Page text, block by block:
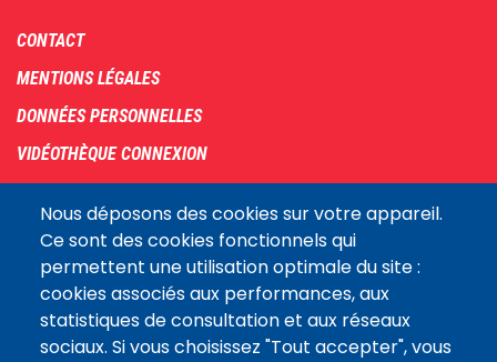
Nous déposons des cookies sur votre appareil.
Ce sont des cookies fonctionnels qui
permettent une utilisation optimale du site :
cookies associés aux performances, aux
statistiques de consultation et aux réseaux
sociaux. Si vous choisissez "Tout accepter", vous
Footer
menu
CONTACT
MENTIONS LÉGALES
DONNÉES PERSONNELLES
VIDÉOTHÈQUE CONNEXION
ARCHIVES
COOKIES
Assemblée
nationaleLE SITE DE L’ASSEMBLÉE NATIONALE